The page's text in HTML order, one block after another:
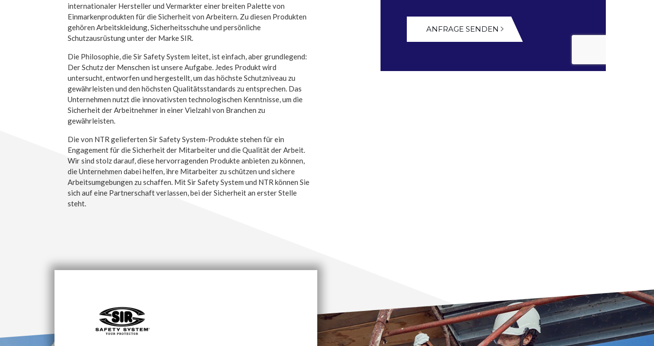
internationaler Hersteller und Vermarkter einer breiten Palette von
Einmarkenprodukten für die Sicherheit von Arbeitern. Zu diesen Produkten
gehören Arbeitskleidung, Sicherheitsschuhe und persönliche
Schutzausrüstung unter der Marke SIR.
Die Philosophie, die Sir Safety System leitet, ist einfach, aber grundlegend:
Der Schutz der Menschen ist unsere Aufgabe. Jedes Produkt wird
untersucht, entworfen und hergestellt, um das höchste Schutzniveau zu
gewährleisten und den höchsten Qualitätsstandards zu entsprechen. Das
Unternehmen nutzt die innovativsten technologischen Kenntnisse, um die
Sicherheit der Arbeitnehmer in einer Vielzahl von Branchen zu
gewährleisten.
Die von NTR gelieferten Sir Safety System-Produkte stehen für ein
Engagement für die Sicherheit der Mitarbeiter und die Qualität der Arbeit.
Wir sind stolz darauf, diese hervorragenden Produkte anbieten zu können,
die Unternehmen dabei helfen, ihre Mitarbeiter zu schützen und sichere
Arbeitsumgebungen zu schaffen. Mit Sir Safety System und NTR können Sie
sich auf eine Partnerschaft verlassen, bei der Sicherheit an erster Stelle
steht.
ANFRAGE SENDEN